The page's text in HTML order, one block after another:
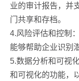
业的审计报告，并
门共享和存档。
4.风险评估和控制
能够帮助企业识别
5.数据分析和可视
和可视化的功能，